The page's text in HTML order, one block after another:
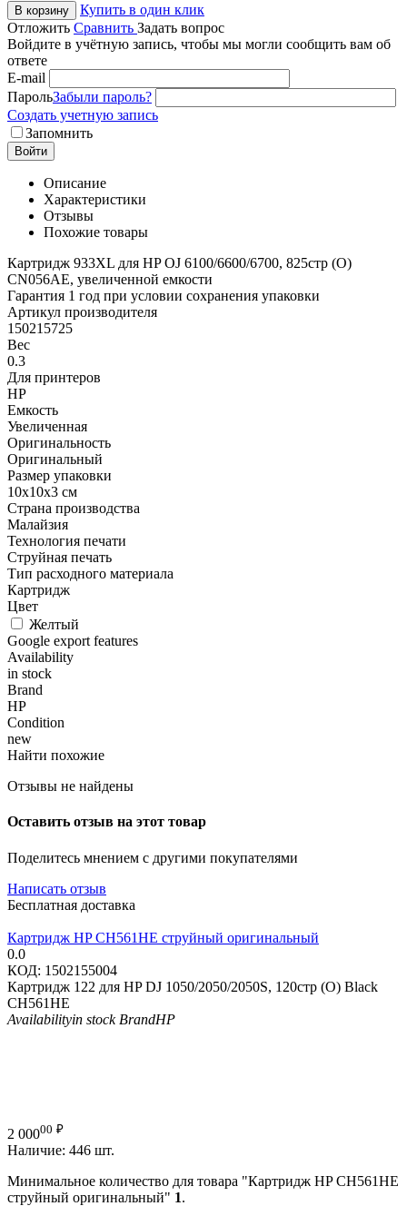
В корзину
Купить в один клик
Отложить Сравнить Задать вопрос
Войдите в учётную запись, чтобы мы могли сообщить вам об
ответе
E-mail
ПарольЗабыли пароль?
Создать учетную запись
Запомнить
Войти
Описание
Характеристики
Отзывы
Похожие товары
Картридж 933XL для HP OJ 6100/6600/6700, 825стр (O)
CN056AE, увеличенной емкости
Гарантия 1 год при условии сохранения упаковки
Артикул производителя
150215725
Вес
0.3
Для принтеров
HP
Емкость
Увеличенная
Оригинальность
Оригинальный
Размер упаковки
10x10x3 см
Страна производства
Малайзия
Технология печати
Струйная печать
Тип расходного материала
Картридж
Цвет
Желтый
Google export features
Availability
in stock
Brand
HP
Condition
new
Найти похожие
Отзывы не найдены
Оставить отзыв на этот товар
Поделитесь мнением с другими покупателями
Написать отзыв
Бесплатная доставка
Картридж HP CH561HE струйный оригинальный
0.0
КОД: 1502155004
Картридж 122 для HP DJ 1050/2050/2050S, 120стр (O) Black
CH561HE
Availabilityin stock BrandHP
2 00000 ₽
Наличие: 446 шт.
Минимальное количество для товара "Картридж HP CH561HE
струйный оригинальный" 1.